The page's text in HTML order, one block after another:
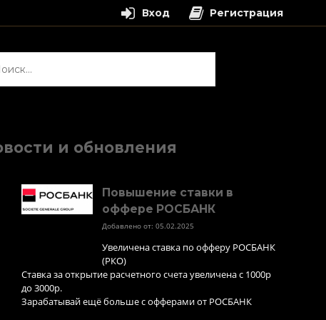
и обновления
Повышение ставки в
оффере РОСБАНК
Добавлено от: 05.02.2025
Увеличена ставка по офферу РОСБАНК
(РКО)
Ставка за открытие расчетного счета увеличена с 1000р
до 3000р.
Зарабатывай ещё больше с офферами от РОСБАНК
Вход Регистрация